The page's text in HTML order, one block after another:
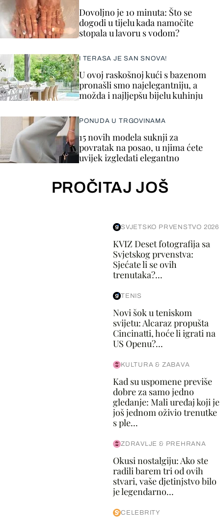
Dovoljno je 10 minuta: Što se
dogodi u tijelu kada namočite
stopala u lavoru s vodom?
I TERASA JE SAN SNOVA!
U ovoj raskošnoj kući s bazenom
pronašli smo najelegantniju, a
možda i najljepšu bijelu kuhinju
PONUDA U TRGOVINAMA
15 novih modela suknji za
povratak na posao, u njima ćete
uvijek izgledati elegantno
PROČITAJ JOŠ
SVJETSKO PRVENSTVO 2026
KVIZ Deset fotografija sa
Svjetskog prvenstva:
Sjećate li se ovih
trenutaka?...
TENIS
Novi šok u teniskom
svijetu: Alcaraz propušta
Cincinatti, hoće li igrati na
US Openu?...
KULTURA & ZABAVA
Kad su uspomene previše
dobre za samo jedno
gledanje: Mali uređaj koji je
još jednom oživio trenutke
s ple...
ZDRAVLJE & PREHRANA
Okusi nostalgiju: Ako ste
radili barem tri od ovih
stvari, vaše djetinjstvo bilo
je legendarno...
CELEBRITY